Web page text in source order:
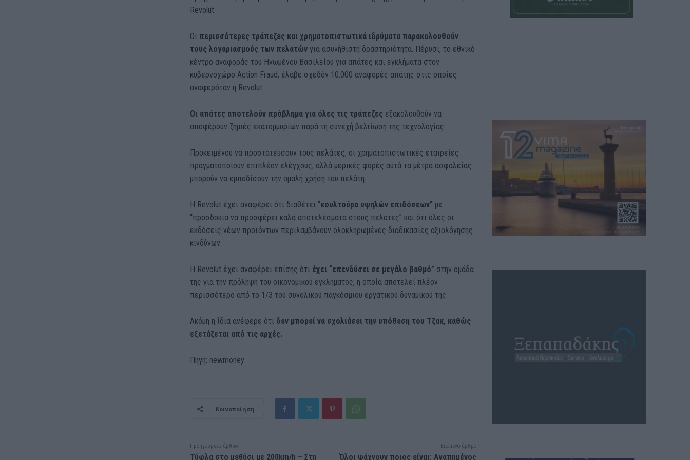
Revolut.
Οι περισσότερες τράπεζες και χρηματοπιστωτικά ιδρύματα παρακολουθούν
τους λογαριασμούς των πελατώνγια ασυνήθιστη δραστηριότητα. Πέρυσι, το εθνικό
κέντρο αναφοράς του Ηνωμένου Βασιλείου για απάτες και εγκλήματα στον
κυβερνοχώρο Action Fraud, έλαβε σχεδόν 10.000 αναφορές απάτης στις οποίες
αναφερόταν η Revolut.
Οι απάτες αποτελούν πρόβλημα για όλες τις τράπεζες εξακολουθούν να
αποφέρουν ζημιές εκατομμυρίων παρά τη συνεχή βελτίωση της τεχνολογίας.
Προκειμένου να προστατεύσουν τους πελάτες, οι χρηματοπιστωτικές εταιρείες
πραγματοποιούν επιπλέον ελέγχους, αλλά μερικές φορές αυτά τα μέτρα ασφαλείας
μπορούν να εμποδίσουν την ομαλή χρήση του πελάτη.
Η Revolut έχει αναφέρει ότι διαθέτει “κουλτούρα υψηλών επιδόσεων” με
“προσδοκία να προσφέρει καλά αποτελέσματα στους πελάτες” και ότι όλες οι
εκδόσεις νέων προϊόντων περιλαμβάνουν ολοκληρωμένες διαδικασίες αξιολόγησης
κινδύνων.
Η Revolut έχει αναφέρει επίσης ότι έχει “επενδύσει σε μεγάλο βαθμό” στην ομάδα
της για την πρόληψη του οικονομικού εγκλήματος, η οποία αποτελεί πλέον
περισσότερο από το 1/3 του συνολικού παγκόσμιου εργατικού δυναμικού της.
Ακόμη η ίδια ανέφερε ότι δεν μπορεί να σχολιάσει την υπόθεση του Τζακ, καθώς
εξετάζεται από τις αρχές.
Πηγή: newmoney
Κοινοποίηση
Προηγούμενο άρθρο
Τύφλα στο μεθύσι με 200km/h – Στη
Επόμενο άρθρο
Όλοι ψάχνουν ποιος είναι: Αγαπημένος